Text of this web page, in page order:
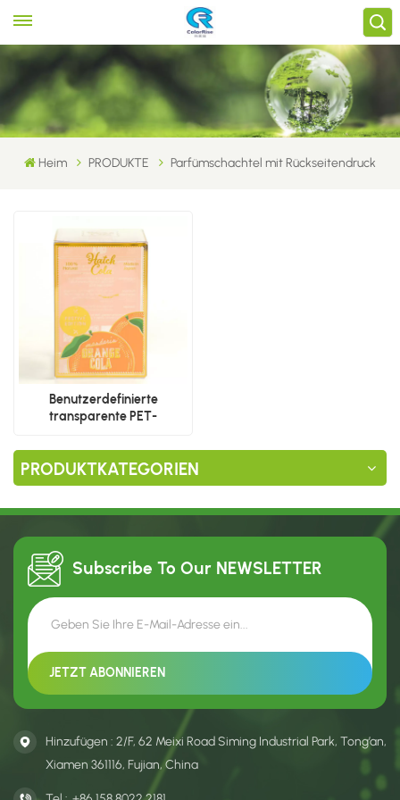
Heim PRODUKTE Parfümschachtel mit Rückseitendruck
Benutzerdefinierte
transparente PET-
Rückseitendruck
PRODUKTKATEGORIEN
Subscribe To Our NEWSLETTER
Hinzufügen : 2/F, 62 Meixi Road Siming Industrial Park, Tong’an,
Xiamen 361116, Fujian, China